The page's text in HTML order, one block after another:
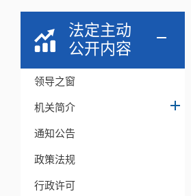
法定主动
公开内容
领导之窗
机关简介
通知公告
政策法规
行政许可